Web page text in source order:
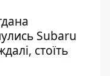
Subaru
стоїть